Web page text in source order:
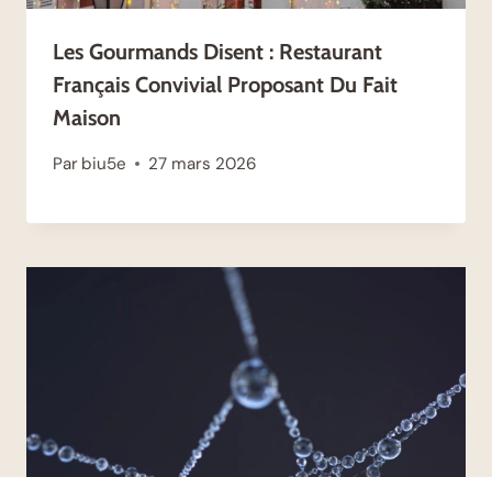
Les Gourmands Disent : Restaurant
Français Convivial Proposant Du Fait
Maison
Par biu5e 27 mars 2026